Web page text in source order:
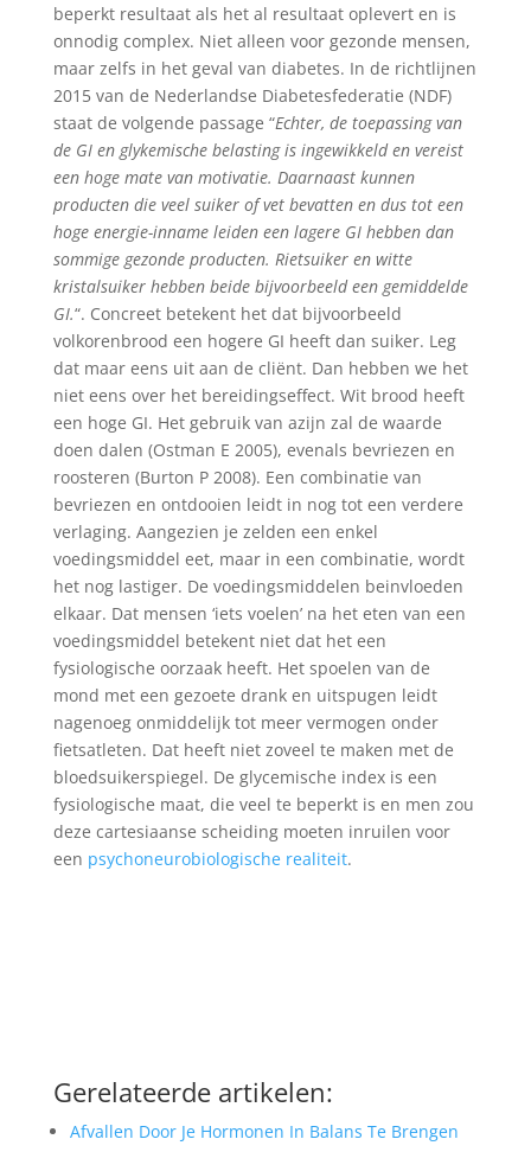
beperkt resultaat als het al resultaat oplevert en is
onnodig complex. Niet alleen voor gezonde mensen,
maar zelfs in het geval van diabetes. In de richtlijnen
2015 van de Nederlandse Diabetesfederatie (NDF)
staat de volgende passage “Echter, de toepassing van
de GI en glykemische belasting is ingewikkeld en vereist
een hoge mate van motivatie. Daarnaast kunnen
producten die veel suiker of vet bevatten en dus tot een
hoge energie-inname leiden een lagere GI hebben dan
sommige gezonde producten. Rietsuiker en witte
kristalsuiker hebben beide bijvoorbeeld een gemiddelde
GI.“. Concreet betekent het dat bijvoorbeeld
volkorenbrood een hogere GI heeft dan suiker. Leg
dat maar eens uit aan de cliënt. Dan hebben we het
niet eens over het bereidingseffect. Wit brood heeft
een hoge GI. Het gebruik van azijn zal de waarde
doen dalen (Ostman E 2005), evenals bevriezen en
roosteren (Burton P 2008). Een combinatie van
bevriezen en ontdooien leidt in nog tot een verdere
verlaging. Aangezien je zelden een enkel
voedingsmiddel eet, maar in een combinatie, wordt
het nog lastiger. De voedingsmiddelen beinvloeden
elkaar. Dat mensen ‘iets voelen’ na het eten van een
voedingsmiddel betekent niet dat het een
fysiologische oorzaak heeft. Het spoelen van de
mond met een gezoete drank en uitspugen leidt
nagenoeg onmiddelijk tot meer vermogen onder
fietsatleten. Dat heeft niet zoveel te maken met de
bloedsuikerspiegel. De glycemische index is een
fysiologische maat, die veel te beperkt is en men zou
deze cartesiaanse scheiding moeten inruilen voor
een psychoneurobiologische realiteit.
Gerelateerde artikelen:
Afvallen Door Je Hormonen In Balans Te Brengen